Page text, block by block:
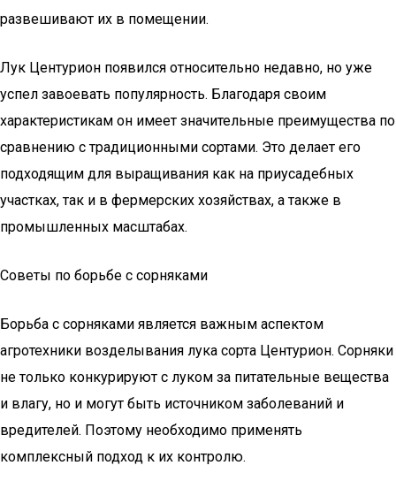
развешивают их в помещении.
Лук Центурион появился относительно недавно, но уже
успел завоевать популярность. Благодаря своим
характеристикам он имеет значительные преимущества по
сравнению с традиционными сортами. Это делает его
подходящим для выращивания как на приусадебных
участках, так и в фермерских хозяйствах, а также в
промышленных масштабах.
Советы по борьбе с сорняками
Борьба с сорняками является важным аспектом
агротехники возделывания лука сорта Центурион. Сорняки
не только конкурируют с луком за питательные вещества
и влагу, но и могут быть источником заболеваний и
вредителей. Поэтому необходимо применять
комплексный подход к их контролю.